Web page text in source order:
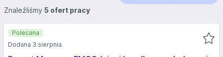
Znaleźliśmy 5 ofert pracy
Polecana
Dodana 3 sierpnia